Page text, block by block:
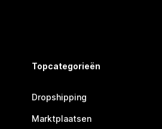
Topcategorieën
Dropshipping
Marktplaatsen